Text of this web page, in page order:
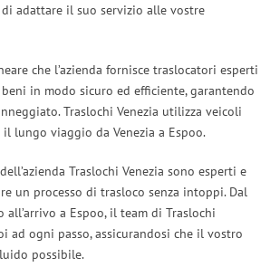
adattare il suo servizio alle vostre
che l’azienda fornisce traslocatori esperti
in modo sicuro ed efficiente, garantendo
Traslochi Venezia utilizza veicoli
lungo viaggio da Venezia a Espoo.
Traslochi Venezia sono esperti e
un processo di trasloco senza intoppi. Dal
a Espoo, il team di Traslochi
ad ogni passo, assicurandosi che il vostro
possibile.